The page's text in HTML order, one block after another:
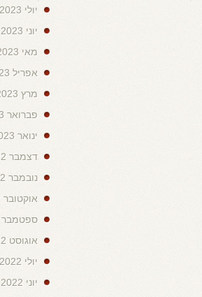
יולי 2023
יוני 2023
מאי 2023
אפריל 2023
מרץ 2023
פברואר 2023
ינואר 2023
דצמבר 2022
נובמבר 2022
אוקטובר 2022
ספטמבר 2022
אוגוסט 2022
יולי 2022
יוני 2022